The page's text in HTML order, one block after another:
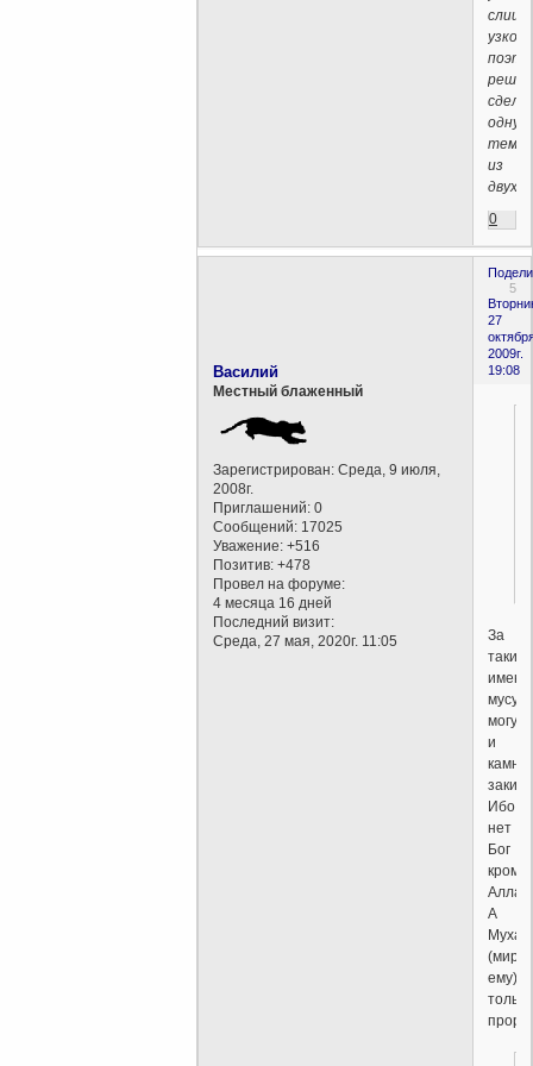
решил
одну
тему
из
двух.
0
5
27
2009г.
19:08
Василий
Местный блаженный
Зарегистрирован: Среда, 9 июля,
2008г.
Приглашений: 0
Сообщений: 17025
Уважение: +516
Позитив: +478
Провел на форуме:
4 месяца 16 дней
Последний визит:
Среда, 27 мая, 2020г. 11:05
За
такие
могут
и
Ибо
нет
Бог
кроме
А
(мир
ему)
только